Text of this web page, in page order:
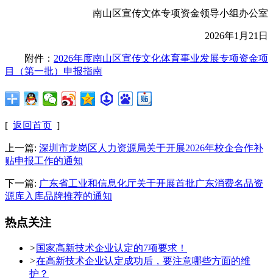
南山区宣传文体专项资金领导小组办公室
2026年1月21日
附件： 2026年度南山区宣传文化体育事业发展专项资金项
目（第一批）申报指南
[ 返回首页 ]
上一篇: 深圳市龙岗区人力资源局关于开展2026年校企合作补
贴申报工作的通知
下一篇: 广东省工业和信息化厅关于开展首批广东消费名品资
源库入库品牌推荐的通知
热点关注
>国家高新技术企业认定的7项要求！
>在高新技术企业认定成功后，要注意哪些方面的维
护？